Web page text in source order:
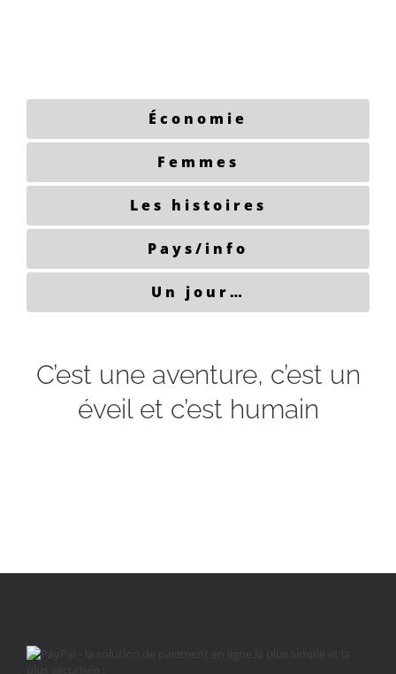
Économie
Femmes
Les histoires
Pays/info
Un jour…
C’est une aventure, c’est un
éveil et c’est humain